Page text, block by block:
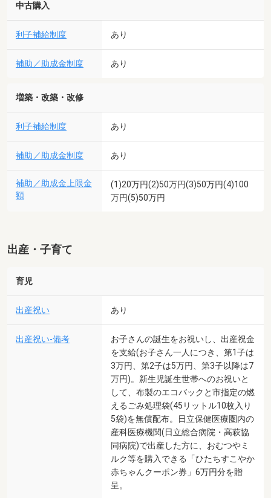
中古購入
利子補給制度 あり
補助／助成金制度 あり
増築・改築・改修
利子補給制度 あり
補助／助成金制度 あり
補助／助成金上限金
額
(1)20万円(2)50万円(3)50万円(4)100
万円(5)50万円
出産・子育て
育児
出産祝い あり
出産祝い-備考
お子さんの誕生をお祝いし、出産祝金
を支給(お子さん一人につき、第1子は
3万円、第2子は5万円、第3子以降は7
万円)。新生児誕生世帯へのお祝いと
して、布製のエコバックと市指定の燃
えるごみ処理袋(45リットル10枚入り
5袋)を無償配布。日立保健医療圏内の
産科医療機関(日立総合病院・高萩協
同病院)で出産した方に、おむつやミ
ルク等を購入できる「ひたちすこやか
赤ちゃんクーポン券」6万円分を贈
呈。